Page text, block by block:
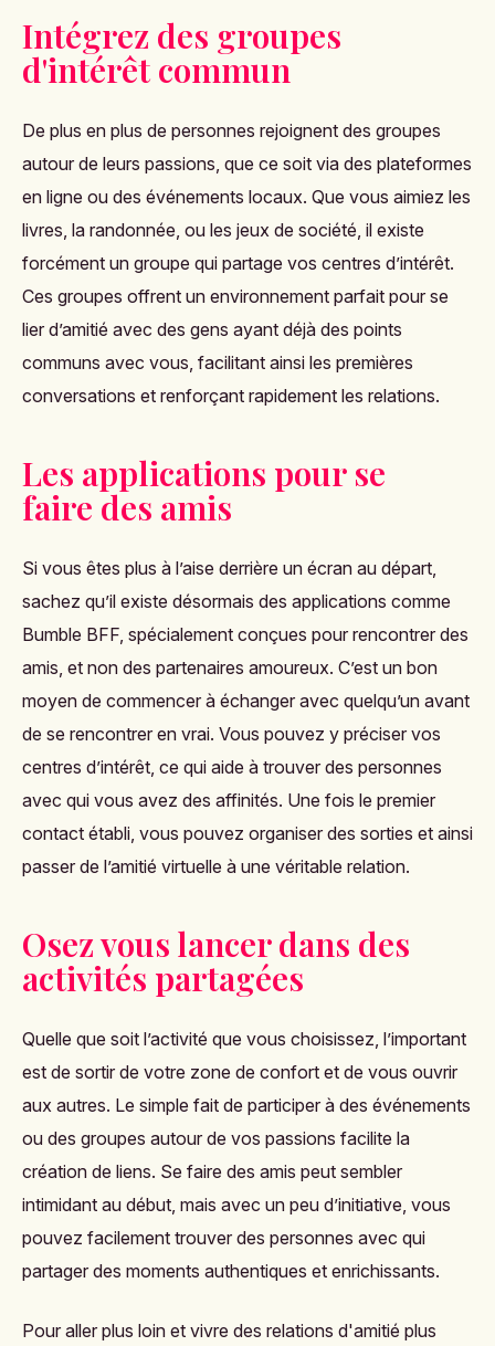
Intégrez des groupes
d'intérêt commun
De plus en plus de personnes rejoignent des groupes
autour de leurs passions, que ce soit via des plateformes
en ligne ou des événements locaux. Que vous aimiez les
livres, la randonnée, ou les jeux de société, il existe
forcément un groupe qui partage vos centres d’intérêt.
Ces groupes offrent un environnement parfait pour se
lier d’amitié avec des gens ayant déjà des points
communs avec vous, facilitant ainsi les premières
conversations et renforçant rapidement les relations​.
Les applications pour se
faire des amis
Si vous êtes plus à l’aise derrière un écran au départ,
sachez qu’il existe désormais des applications comme
Bumble BFF, spécialement conçues pour rencontrer des
amis, et non des partenaires amoureux. C’est un bon
moyen de commencer à échanger avec quelqu’un avant
de se rencontrer en vrai. Vous pouvez y préciser vos
centres d’intérêt, ce qui aide à trouver des personnes
avec qui vous avez des affinités. Une fois le premier
contact établi, vous pouvez organiser des sorties et ainsi
passer de l’amitié virtuelle à une véritable relation​.
Osez vous lancer dans des
activités partagées
Quelle que soit l’activité que vous choisissez, l’important
est de sortir de votre zone de confort et de vous ouvrir
aux autres. Le simple fait de participer à des événements
ou des groupes autour de vos passions facilite la
création de liens. Se faire des amis peut sembler
intimidant au début, mais avec un peu d’initiative, vous
pouvez facilement trouver des personnes avec qui
partager des moments authentiques et enrichissants.
Pour aller plus loin et vivre des relations d'amitié plus